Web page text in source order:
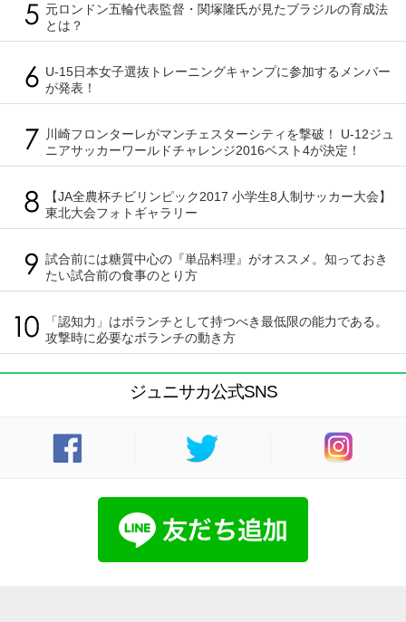
元ロンドン五輪代表監督・関塚隆氏が見たブラジルの育成法
とは？
U-15日本女子選抜トレーニングキャンプに参加するメンバー
が発表！
川崎フロンターレがマンチェスターシティを撃破！ U-12ジュ
ニアサッカーワールドチャレンジ2016ベスト4が決定！
【JA全農杯チビリンピック2017 小学生8人制サッカー大会】
東北大会フォトギャラリー
試合前には糖質中心の『単品料理』がオススメ。知っておき
たい試合前の食事のとり方
「認知力」はボランチとして持つべき最低限の能力である。
攻撃時に必要なボランチの動き方
ジュニサカ公式SNS